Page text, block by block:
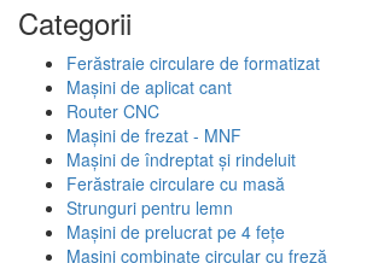
Categorii
Ferăstraie circulare de formatizat
Mașini de aplicat cant
Router CNC
Mașini de frezat - MNF
Mașini de îndreptat și rindeluit
Ferăstraie circulare cu masă
Strunguri pentru lemn
Mașini de prelucrat pe 4 fețe
Mașini combinate circular cu freză